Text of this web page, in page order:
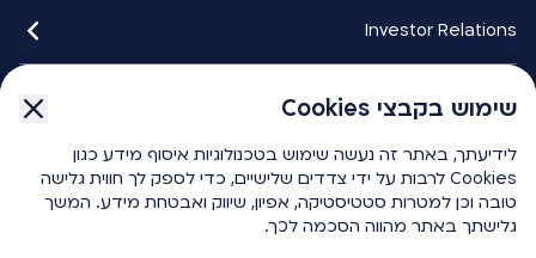
שימוש בקבצי Cookies
לידיעתך, באתר זה נעשה שימוש בטכנולוגיות איסוף מידע כגון
Cookies לרבות על ידי צדדים שלישיים, כדי לספק לך חווית גלישה
טובה וכן למטרות סטטיסטיקה, אפיון, שיווק ואבטחת מידע. המשך
גלישתך באתר מהווה הסכמה לכך.
Investor Relations
הפניקס smart
כלים ומחשבונים
שימוש בקבצי Cookies
לידיעתך, באתר זה נעשה שימוש בטכנולוגיות איסוף מידע כגון
Cookies לרבות על ידי צדדים שלישיים, כדי לספק לך חווית גלישה
טובה וכן למטרות סטטיסטיקה, אפיון, שיווק ואבטחת מידע. המשך
גלישתך באתר מהווה הסכמה לכך.